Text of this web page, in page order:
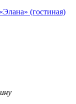
(гостиная)